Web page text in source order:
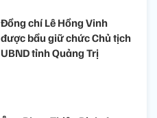
Đồng chí Lê Hồng Vinh
được bầu giữ chức Chủ tịch
UBND tỉnh Quảng Trị